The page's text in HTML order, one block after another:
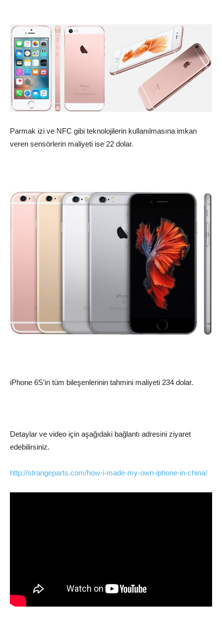
Parmak izi ve NFC gibi teknolojilerin kullanılmasına imkan
veren sensörlerin maliyeti ise 22 dolar.
iPhone 6S’in tüm bileşenlerinin tahmini maliyeti 234 dolar.
Detaylar ve video için aşağıdaki bağlantı adresini ziyaret
edebilirsiniz.
http://strangeparts.com/how-i-made-my-own-iphone-in-china/